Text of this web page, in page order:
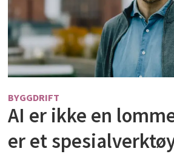
BYGGDRIFT
AI er ikke en
er et